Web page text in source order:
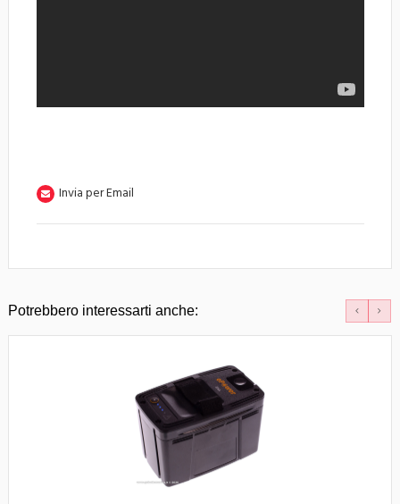
Invia per Email
Potrebbero interessarti anche: